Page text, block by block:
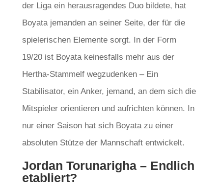
der Liga ein herausragendes Duo bildete, hat
Boyata jemanden an seiner Seite, der für die
spielerischen Elemente sorgt. In der Form
19/20 ist Boyata keinesfalls mehr aus der
Hertha-Stammelf wegzudenken – Ein
Stabilisator, ein Anker, jemand, an dem sich die
Mitspieler orientieren und aufrichten können. In
nur einer Saison hat sich Boyata zu einer
absoluten Stütze der Mannschaft entwickelt.
Jordan Torunarigha – Endlich
etabliert?